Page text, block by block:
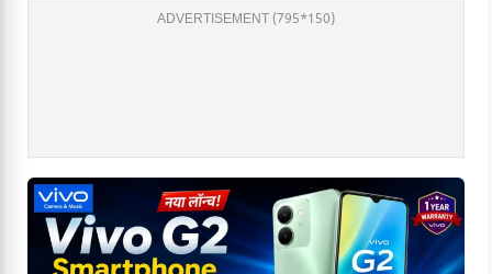
ADVERTISEMENT (795*150)